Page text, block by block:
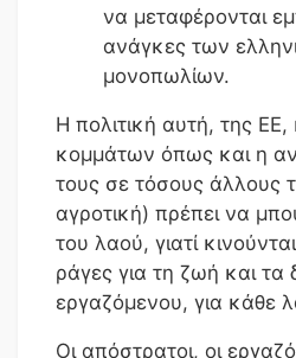
να μεταφέρονται
ανάγκες των
μονοπωλίων.
Η πολιτική αυτή, της
κομμάτων όπως και η
τους σε τόσους άλλους
αγροτική) πρέπει να
του λαού, γιατί
ράγες για τη ζωή και τα
εργαζόμενου, για κάθε
Οι απόστρατοι, οι